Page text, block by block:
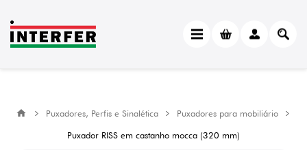
Puxadores, Perfis e Sinalética
Puxadores para mobiliário
Puxador RISS em castanho mocca (320 mm)